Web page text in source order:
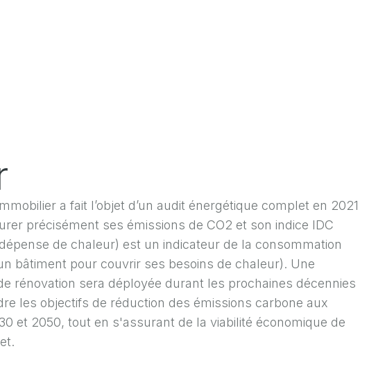
a fait l’objet d’un audit énergétique complet en 2021
précisément ses émissions de CO2 et son indice IDC
dépense de chaleur) est un indicateur de la consommation
bâtiment pour couvrir ses besoins de chaleur). Une
rénovation sera déployée durant les prochaines décennies
les objectifs de réduction des émissions carbone aux
et 2050, tout en s'assurant de la viabilité économique de